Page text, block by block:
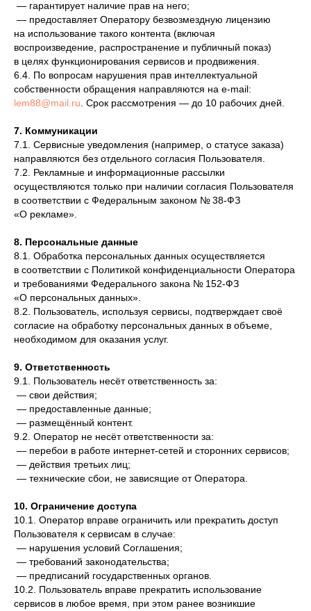
— гарантирует наличие прав на него;
— предоставляет Оператору безвозмездную лицензию
на использование такого контента (включая
воспроизведение, распространение и публичный показ)
в целях функционирования сервисов и продвижения.
6.4. По вопросам нарушения прав интеллектуальной
собственности обращения направляются на e-mail:
lem88@mail.ru . Срок рассмотрения — до 10 рабочих дней.
7. Коммуникации
7.1. Сервисные уведомления (например, о статусе заказа)
направляются без отдельного согласия Пользователя.
7.2. Рекламные и информационные рассылки
осуществляются только при наличии согласия Пользователя
в соответствии с Федеральным законом № 38-ФЗ
«О рекламе».
8. Персональные данные
8.1. Обработка персональных данных осуществляется
в соответствии с Политикой конфиденциальности Оператора
и требованиями Федерального закона № 152-ФЗ
«О персональных данных».
8.2. Пользователь, используя сервисы, подтверждает своё
согласие на обработку персональных данных в объеме,
необходимом для оказания услуг.
9. Ответственность
9.1. Пользователь несёт ответственность за:
— свои действия;
— предоставленные данные;
— размещённый контент.
9.2. Оператор не несёт ответственности за:
— перебои в работе интернет-сетей и сторонних сервисов;
— действия третьих лиц;
— технические сбои, не зависящие от Оператора.
10. Ограничение доступа
10.1. Оператор вправе ограничить или прекратить доступ
Пользователя к сервисам в случае:
— нарушения условий Соглашения;
— требований законодательства;
— предписаний государственных органов.
10.2. Пользователь вправе прекратить использование
сервисов в любое время, при этом ранее возникшие